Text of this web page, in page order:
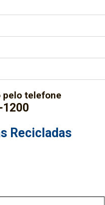
pelo telefone
Recicladas